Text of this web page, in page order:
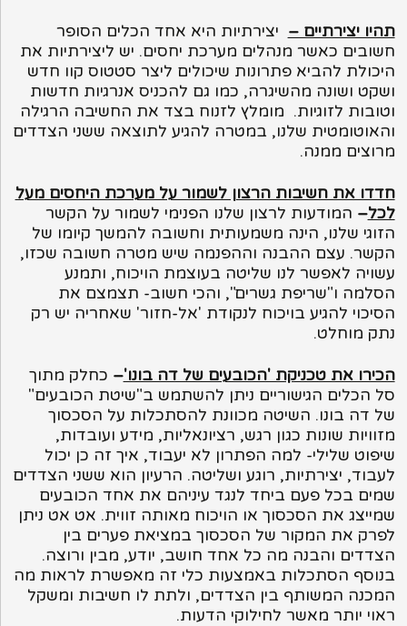
תהיו יצירתיים – יצירתיות היא אחד הכלים הסופר
חשובים כאשר מנהלים מערכת יחסים. יש ליצירתיות את
היכולת להביא פתרונות שיכולים ליצר סטטוס קוו חדש
ושקט ושונה מהשיגרה, כמו גם להכניס אנרגיות חדשות
וטובות לזוגיות. מומלץ לזנוח בצד את החשיבה הרגילה
והאוטומטית שלנו, במטרה להגיע לתוצאה ששני הצדדים
מרוצים ממנה.
חדדו את חשיבות הרצון לשמור על מערכת היחסים מעל
לכל– המודעות לרצון שלנו הפנימי לשמור על הקשר
הזוגי שלנו, הינה משמעותית וחשובה להמשך קיומו של
הקשר. עצם ההבנה וההפנמה שיש מטרה חשובה שכזו,
עשויה לאפשר לנו שליטה בעוצמת הויכוח, ותמנע
הסלמה ו"שריפת גשרים", והכי חשוב- תצמצם את
הסיכוי להגיע בויכוח לנקודת 'אל-חזור' שאחריה יש רק
נתק מוחלט.
הכירו את טכניקת 'הכובעים של דה בונו'– כחלק מתוך
סל הכלים הגישוריים ניתן להשתמש ב"שיטת הכובעים"
של דה בונו. השיטה מכוונת להסתכלות על הסכסוך
מזוויות שונות כגון רגש, רציונאליות, מידע ועובדות,
שיפוט שלילי- למה הפתרון לא יעבוד, איך זה כן יכול
לעבוד, יצירתיות, רוגע ושליטה. הרעיון הוא ששני הצדדים
שמים בכל פעם ביחד לנגד עיניהם את אחד הכובעים
שמייצג את הסכסוך או הויכוח מאותה זווית. אט אט ניתן
לפרק את המקור של הסכסוך במציאת פערים בין
הצדדים והבנה מה כל אחד חושב, יודע, מבין ורוצה.
בנוסף הסתכלות באמצעות כלי זה מאפשרת לראות מה
המכנה המשותף בין הצדדים, ולתת לו חשיבות ומשקל
ראוי יותר מאשר לחילוקי הדעות.